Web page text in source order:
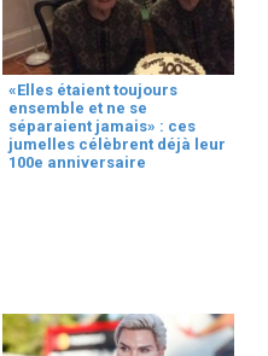
«Elles étaient toujours
ensemble et ne se
séparaient jamais» : ces
jumelles célèbrent déjà leur
100e anniversaire